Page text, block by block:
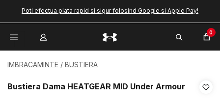
Poti efectua plata rapid si sigur folosind Google si Apple Pay!
0
IMBRACAMINTE BUSTIERA
Bustiera Dama HEATGEAR MID Under Armour